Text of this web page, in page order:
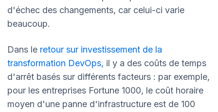
d'échec des changements, car celui-ci varie
beaucoup.
Dans le retour sur investissement de la
transformation DevOps, il y a des coûts de temps
d'arrêt basés sur différents facteurs : par exemple,
pour les entreprises Fortune 1000, le coût horaire
moyen d'une panne d'infrastructure est de 100